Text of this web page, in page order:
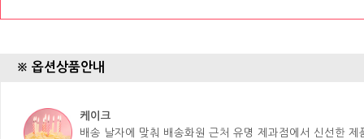
※ 옵션상품안내
케이크
배송 날자에 맞춰 배송화원 근처 유명 제과점에서 신선한 제